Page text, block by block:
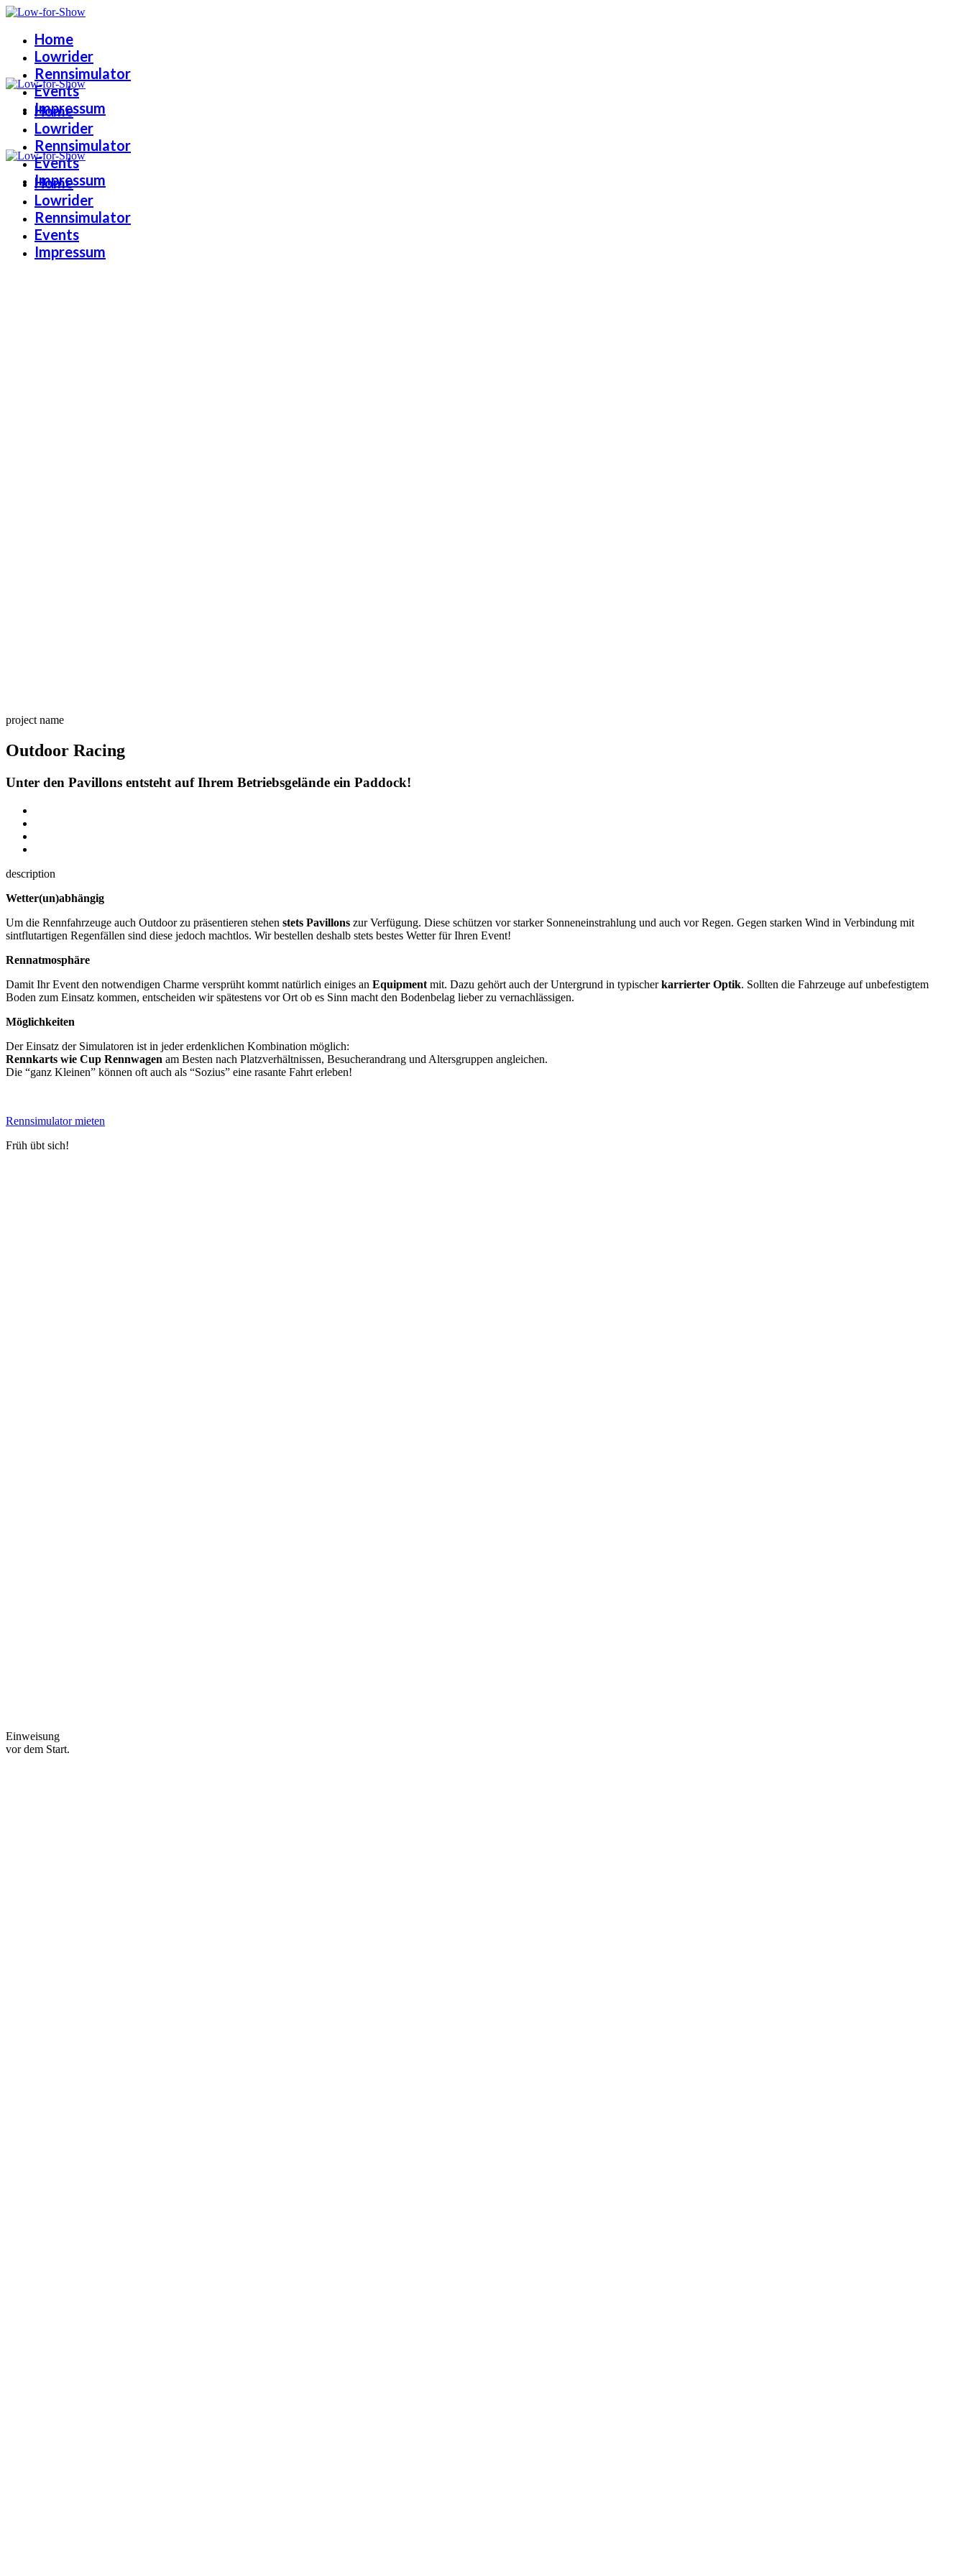
Home
Lowrider
Rennsimulator
Events
Impressum
Home
Lowrider
Rennsimulator
Events
Impressum
Home
Lowrider
Rennsimulator
Events
Impressum
project name
Outdoor Racing
Unter den Pavillons entsteht auf Ihrem Betriebsgelände ein Paddock!
description
Wetter(un)abhängig
Um die Rennfahrzeuge auch Outdoor zu präsentieren stehen stets Pavillons zur Verfügung. Diese schützen vor starker Sonneneinstrahlung und auch vor Regen. Gegen starken Wind in Verbindung mit
sintflutartigen Regenfällen sind diese jedoch machtlos. Wir bestellen deshalb stets bestes Wetter für Ihren Event!
Rennatmosphäre
Damit Ihr Event den notwendigen Charme versprüht kommt natürlich einiges an Equipment mit. Dazu gehört auch der Untergrund in typischerkarrierter Optik. Sollten die Fahrzeuge auf unbefestigtem
Boden zum Einsatz kommen, entscheiden wir spätestens vor Ort ob es Sinn macht den Bodenbelag lieber zu vernachlässigen.
Möglichkeiten
Der Einsatz der Simulatoren ist in jeder erdenklichen Kombination möglich:
Rennkarts wie Cup Rennwagen am Besten nach Platzverhältnissen, Besucherandrang und Altersgruppen angleichen.
Die “ganz Kleinen” können oft auch als “Sozius” eine rasante Fahrt erleben!
Rennsimulator mieten
Früh übt sich!
Einweisung
vor dem Start.